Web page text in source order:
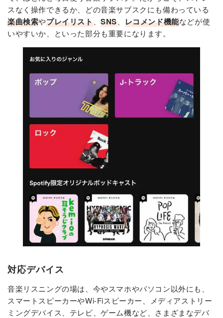
スなく操作できるか、どの音楽サブスクにも備わっている
楽曲検索やプレイリスト、SNS レコメンド機能などが使
いやすいか、といった部分も重要になります。
対応デバイス
音楽リスニングの場は、今やスマホやパソコン以外にも、
スマートスピーカーやWi-Fiスピーカー、メディアストリー
ミングデバイス、テレビ、ゲーム機など、さまざまなデバ